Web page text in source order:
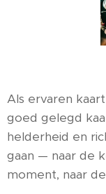
Als ervaren
goed gelegd
helderheid en
gaan — naar de
moment, naar